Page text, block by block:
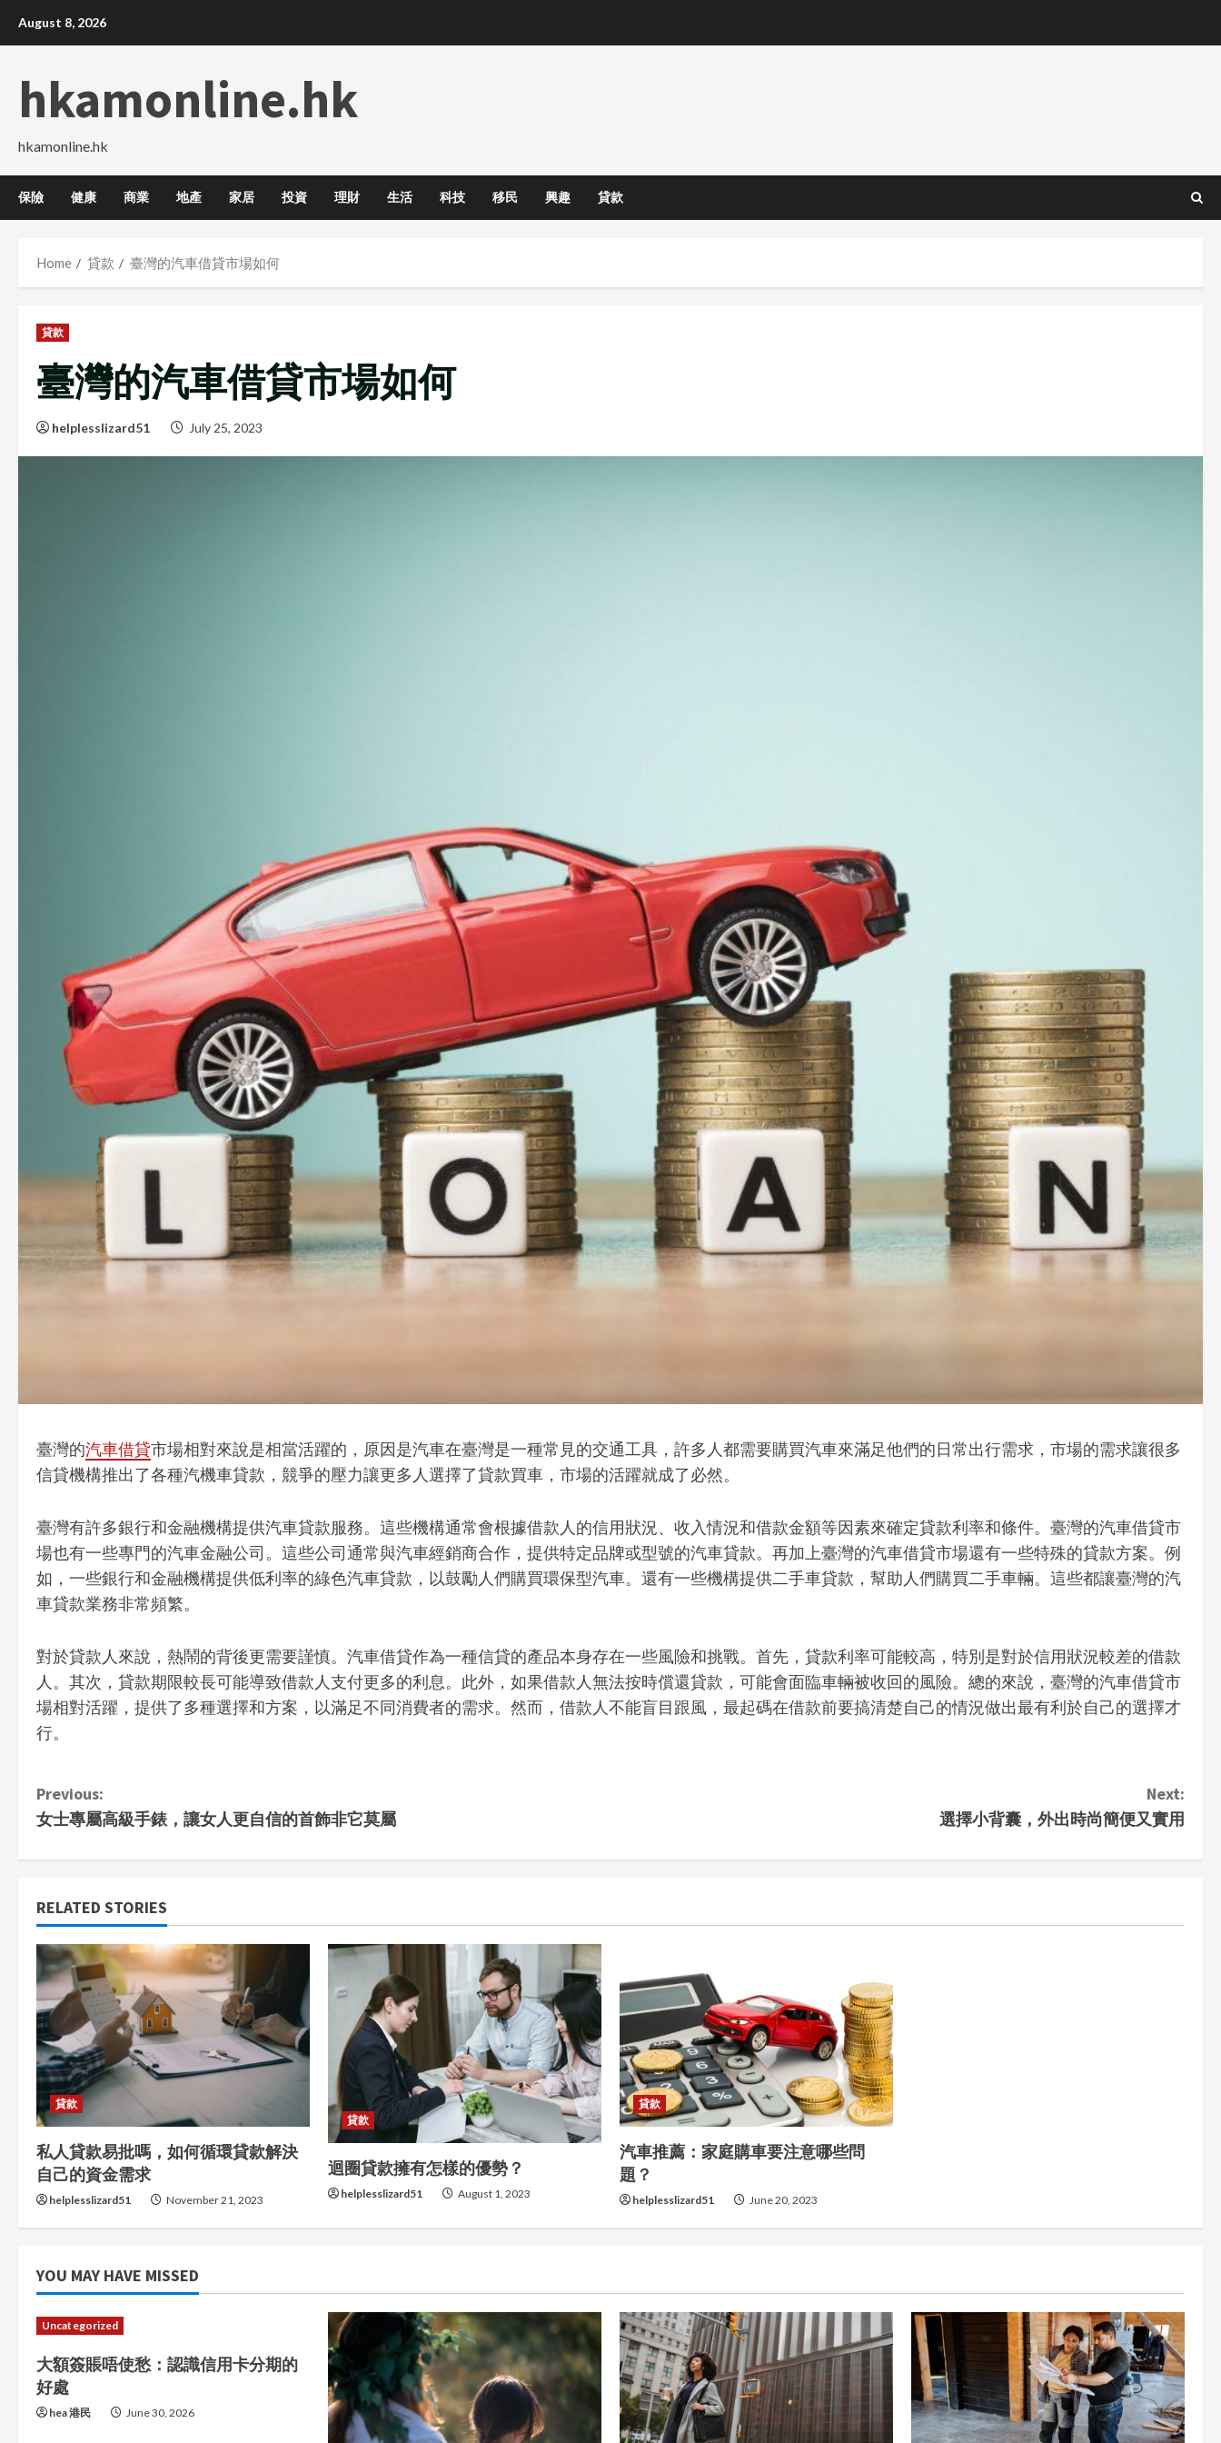
August 8, 2026
hkamonline.hk
hkamonline.hk
保險 健康 商業 地產 家居 投資 理財 生活 科技 移民 興趣 貸款
Home 貸款 臺灣的汽車借貸市場如何
貸款
臺灣的汽車借貸市場如何
helplesslizard51 July 25, 2023
臺灣的汽車借貸市場相對來說是相當活躍的，原因是汽車在臺灣是一種常見的交通工具，許多人都需要購買汽車來滿足他們的日常出行需求，市場的需求讓很多
信貸機構推出了各種汽機車貸款，競爭的壓力讓更多人選擇了貸款買車，市場的活躍就成了必然。
臺灣有許多銀行和金融機構提供汽車貸款服務。這些機構通常會根據借款人的信用狀況、收入情況和借款金額等因素來確定貸款利率和條件。臺灣的汽車借貸市
場也有一些專門的汽車金融公司。這些公司通常與汽車經銷商合作，提供特定品牌或型號的汽車貸款。再加上臺灣的汽車借貸市場還有一些特殊的貸款方案。例
如，一些銀行和金融機構提供低利率的綠色汽車貸款，以鼓勵人們購買環保型汽車。還有一些機構提供二手車貸款，幫助人們購買二手車輛。這些都讓臺灣的汽
車貸款業務非常頻繁。
對於貸款人來說，熱鬧的背後更需要謹慎。汽車借貸作為一種信貸的產品本身存在一些風險和挑戰。首先，貸款利率可能較高，特別是對於信用狀況較差的借款
人。其次，貸款期限較長可能導致借款人支付更多的利息。此外，如果借款人無法按時償還貸款，可能會面臨車輛被收回的風險。總的來說，臺灣的汽車借貸市
場相對活躍，提供了多種選擇和方案，以滿足不同消費者的需求。然而，借款人不能盲目跟風，最起碼在借款前要搞清楚自己的情況做出最有利於自己的選擇才
行。
C
o
t
i
n
u
e
R
e
a
d
n
g
Previous:
女士專屬高級手錶，讓女人更自信的首飾非它莫屬
Next:
選擇小背囊，外出時尚簡便又實用
RELATED STORIES
貸款
私人貸款易批嗎，如何循環貸款解決
自己的資金需求
helplesslizard51 November 21, 2023
貸款
迴圈貸款擁有怎樣的優勢？
helplesslizard51 August 1, 2023
貸款
汽車推薦：家庭購車要注意哪些問
題？
helplesslizard51 June 20, 2023
YOU MAY HAVE MISSED
Uncategorized
大額簽賬唔使愁：認識信用卡分期的
好處
hea 港民 June 30, 2026